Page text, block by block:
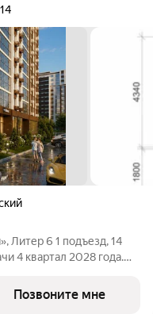
14
узнать все
Позвоните мне